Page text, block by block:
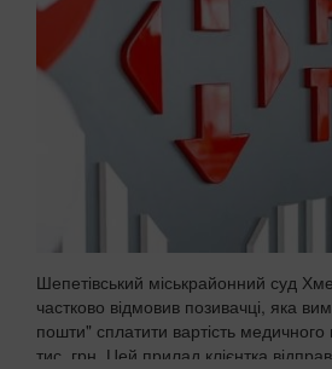
Шепетівський міськрайонний суд
частково відмовив позивачці, яка
пошти" сплатити вартість
тис. грн. Цей прилад клієнтка